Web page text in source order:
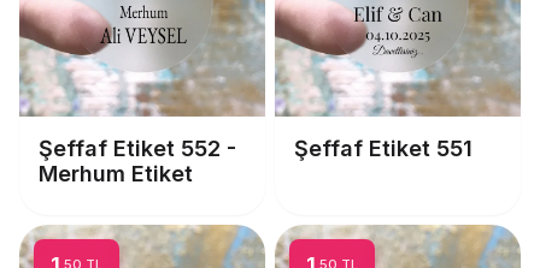
Şeffaf Etiket 552 -
Merhum Etiket
Şeffaf Etiket 551
,50 TL ,50 TL